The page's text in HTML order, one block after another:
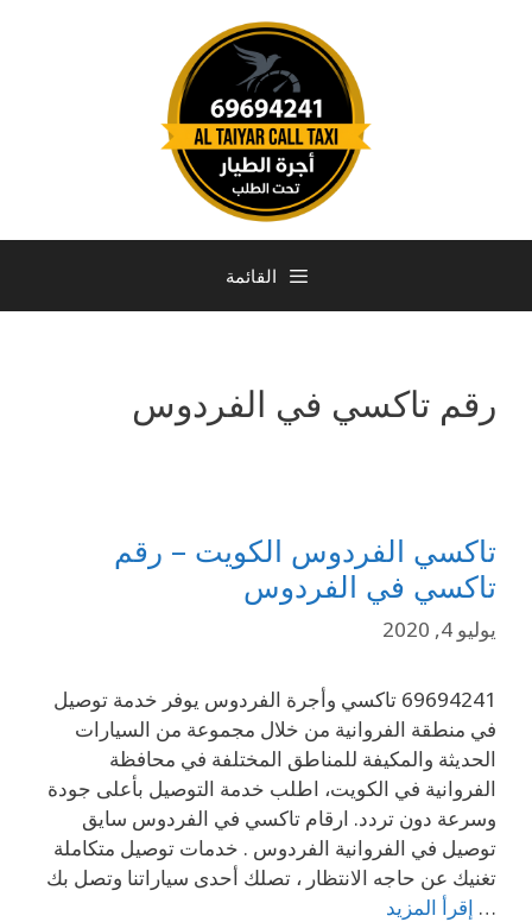
القائمة
رقم تاكسي في الفردوس
تاكسي الفردوس الكويت – رقم
تاكسي في الفردوس
يوليو 4, 2020
69694241 تاكسي وأجرة الفردوس يوفر خدمة توصيل
في منطقة الفروانية من خلال مجموعة من السيارات
الحديثة والمكيفة للمناطق المختلفة في محافظة
الفروانية في الكويت، اطلب خدمة التوصيل بأعلى جودة
وسرعة دون تردد. ارقام تاكسي في الفردوس سايق
توصيل في الفروانية الفردوس . خدمات توصيل متكاملة
تغنيك عن حاجه الانتظار ، تصلك أحدى سياراتنا وتصل بك
… إقرأ المزيد